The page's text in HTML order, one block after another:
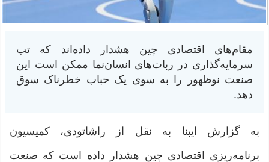
مقام‌های اقتصادی چین هشدار داده‌اند که تب
سرمایه‌گذاری در ربات‌های انسان‌نما ممکن است این
صنعت نوظهور را به سوی یک حباب خطرناک سوق
دهد.
به گزارش ایبنا به نقل از راشاتودی، کمیسیون
برنامه‌ریزی اقتصادی چین هشدار داده است که صنعت